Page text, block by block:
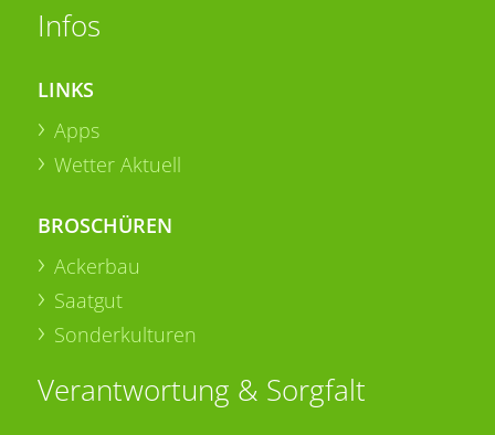
Infos
LINKS
Apps
Wetter Aktuell
BROSCHÜREN
Ackerbau
Saatgut
Sonderkulturen
Verantwortung & Sorgfalt